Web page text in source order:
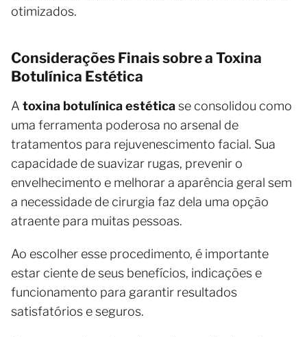
otimizados.
Considerações Finais sobre a Toxina
Botulínica Estética
A toxina botulínica estéticase consolidou como
uma ferramenta poderosa no arsenal de
tratamentos para rejuvenescimento facial. Sua
capacidade de suavizar rugas, prevenir o
envelhecimento e melhorar a aparência geral sem
a necessidade de cirurgia faz dela uma opção
atraente para muitas pessoas.
Ao escolher esse procedimento, é importante
estar ciente de seus benefícios, indicações e
funcionamento para garantir resultados
satisfatórios e seguros.